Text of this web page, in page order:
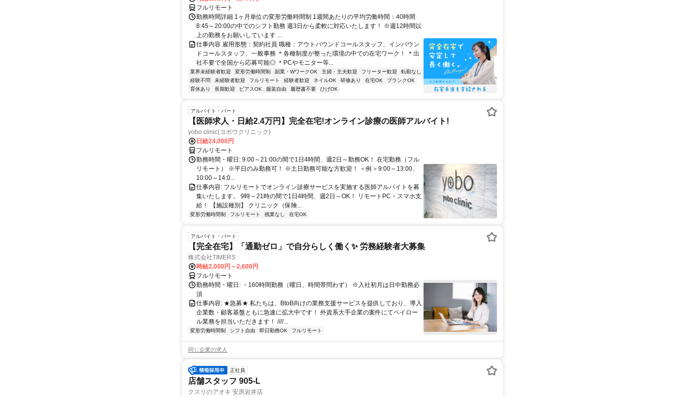
フルリモート
勤務時間詳細 1ヶ月単位の変形労働時間制 1週間あたりの平均労働時間：40時間
8:45～20:00の中でのシフト勤務 週3日から柔軟に対応いたします！ ※週12時間以
上の勤務をお願いしています ...
仕事内容 雇用形態：契約社員 職種：アウトバウンドコールスタッフ、インバウン
ドコールスタッフ、一般事務 ＊各種制度が整った環境の中での在宅ワーク！ ＊出
社不要で全国から応募可能◎ ＊PCやモニター等...
業界未経験者歓迎 変形労働時間制 副業・WワークOK 主婦・主夫歓迎 フリーター歓迎
転勤なし
経験不問
未経験者歓迎 フルリモート 経験者歓迎 ネイルOK 研修あり 在宅OK
ブランクOK
育休あり
長期歓迎 ピアスOK 服装自由 履歴書不要 ひげOK
アルバイト・パート
【医師求人・日給2.4万円】完全在宅!オンライン診療の医師アルバイト!
yobo clinic(ヨボウクリニック)
日給24,000円
フルリモート
勤務時間・曜日: 9:00～21:00の間で1日4時間、週2日～勤務OK！ 在宅勤務（フル
リモート） ※平日のみ勤務可！ ※土日勤務可能な方歓迎！ ＜例＞9:00～13:00、
10:00～14:0...
仕事内容: フルリモートでオンライン診療サービスを実施する医師アルバイトを募
集いたします。 9時～21時の間で1日4時間、週2日～OK！ リモートPC・スマホ支
給！ 【施設種別】 クリニック（保険...
変形労働時間制 フルリモート 残業なし 在宅OK
アルバイト・パート
【完全在宅】「通勤ゼロ」で自分らしく働く✨ 労務経験者大募集
株式会社TIMERS
時給2,000円～2,600円
フルリモート
勤務時間・曜日: ・160時間勤務（曜日、時間帯問わず） ※入社初月は日中勤務必
須
仕事内容: ★急募★ 私たちは、BtoB向けの業務支援サービスを提供しており、導入
企業数・顧客基盤ともに急速に拡大中です！ 外資系大手企業の案件にてペイロー
ル業務を担当いただきます！ ////...
変形労働時間制 シフト自由 即日勤務OK フルリモート
同じ企業の求人
正社員
店舗スタッフ 905-L
クスリのアオキ 安房岩井店